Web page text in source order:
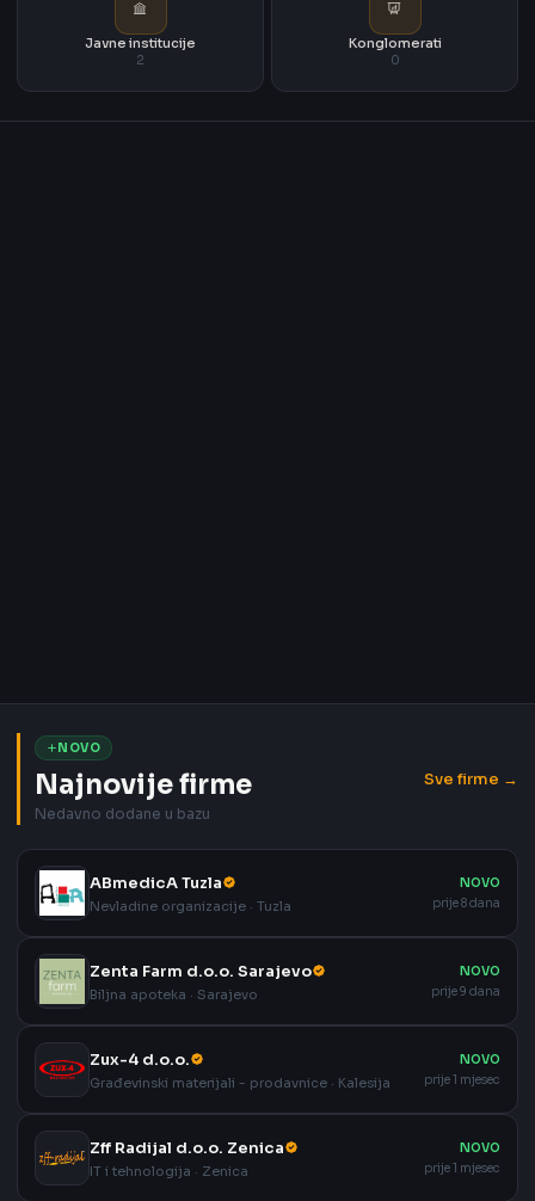
Javne institucije
2
Konglomerati
0
NOVO
Najnovije firme
Nedavno dodane u bazu
Sve firme →
ABmedicA Tuzla
Nevladine organizacije · Tuzla
NOVO
prije 8 dana
Zenta Farm d.o.o. Sarajevo
Biljna apoteka · Sarajevo
NOVO
prije 9 dana
Zux-4 d.o.o.
Građevinski materijali - prodavnice · Kalesija
NOVO
prije 1 mjesec
Zff Radijal d.o.o. Zenica
IT i tehnologija · Zenica
NOVO
prije 1 mjesec